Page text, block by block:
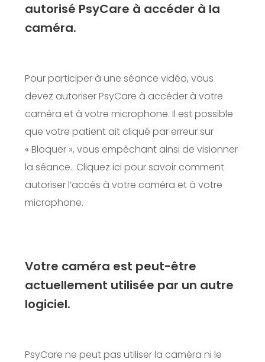
autorisé PsyCare à accéder à la
caméra.
Pour participer à une séance vidéo, vous
devez autoriser PsyCare à accéder à votre
caméra et à votre microphone. Il est possible
que votre patient ait cliqué par erreur sur
« Bloquer », vous empêchant ainsi de visionner
la séance.. Cliquez ici pour savoir comment
autoriser l’accès à votre caméra et à votre
microphone.
Votre caméra est peut-être
actuellement utilisée par un autre
logiciel.
PsyCare ne peut pas utiliser la caméra ni le